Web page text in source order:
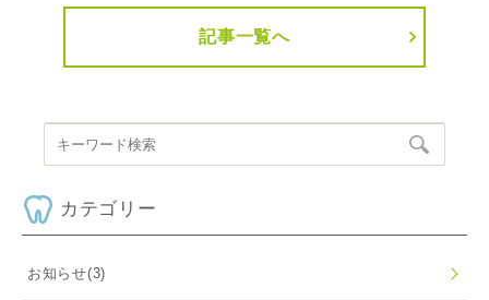
記事一覧へ
カテゴリー
お知らせ(3)